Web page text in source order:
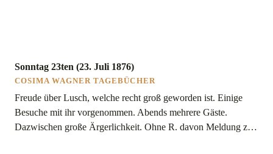
Sonntag 23ten (23. Juli 1876)
COSIMA WAGNER TAGEBÜCHER
Freude über Lusch, welche recht groß geworden ist. Einige
Besuche mit ihr vorgenommen. Abends mehrere Gäste.
Dazwischen große Ärgerlichkeit. Ohne R. davon Meldung zu